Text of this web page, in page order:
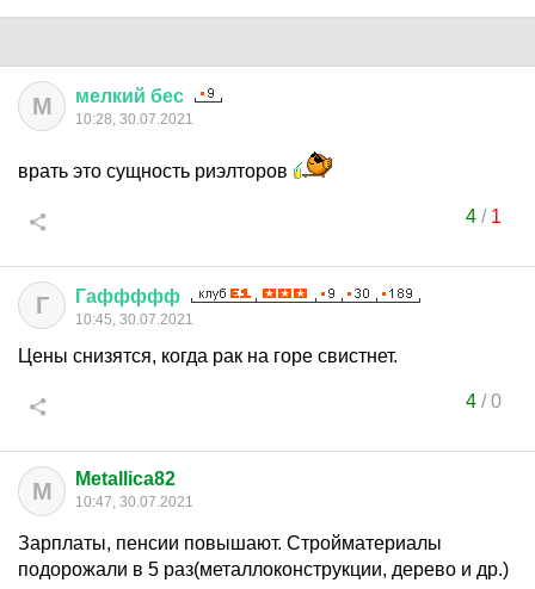
М мелкий бес
10:28, 30.07.2021
врать это сущность риэлторов
4/ 1
Г Гаффффф
10:45, 30.07.2021
Цены снизятся, когда рак на горе свистнет.
4/0
M Metallica82
10:47, 30.07.2021
Зарплаты, пенсии повышают. Стройматериалы
подорожали в 5 раз(металлоконструкции, дерево и др.)